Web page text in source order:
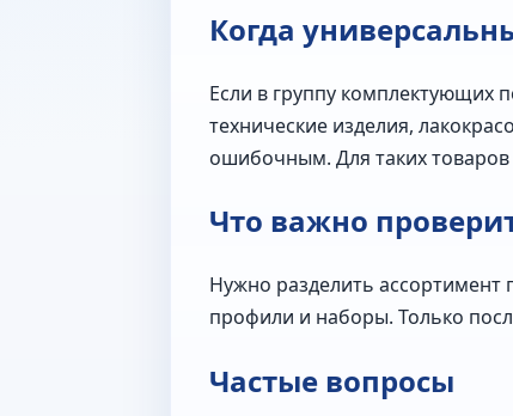
Когда
Если в группу комплектующих
технические изделия,
ошибочным. Для таких товаров
Что важно
Нужно разделить ассортимент
профили и наборы. Только
Частые вопросы